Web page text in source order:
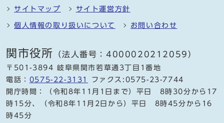
サイトマップ サイト運営方針
個人情報の取り扱いについて お問い合わせ
関市役所 （法人番号：4000020212059）
〒501-3894 岐阜県関市若草通3丁目1番地
電話： 0575-22-3131
ファクス:0575-23-7744
開庁時間：（令和8年11月1日まで）平日 8時30分から17
時15分、（令和8年11月2日から）平日 8時45分から16
時45分